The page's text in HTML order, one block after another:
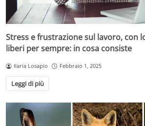
Stress e frustrazione sul lavoro, con
liberi per sempre: in cosa consiste
Ilaria Losapio Febbraio 1, 2025
Leggi di più